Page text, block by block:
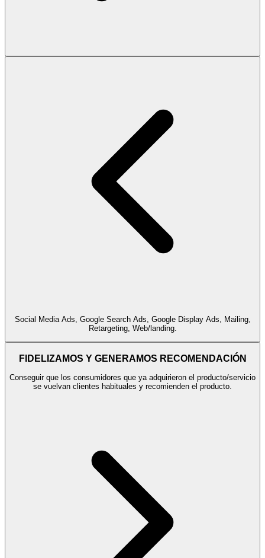
Social Media Ads, Google Search Ads, Google Display Ads, Mailing,
Retargeting, Web/landing.
FIDELIZAMOS Y GENERAMOS RECOMENDACIÓN
Conseguir que los consumidores que ya adquirieron el producto/servicio
se vuelvan clientes habituales y recomienden el producto.